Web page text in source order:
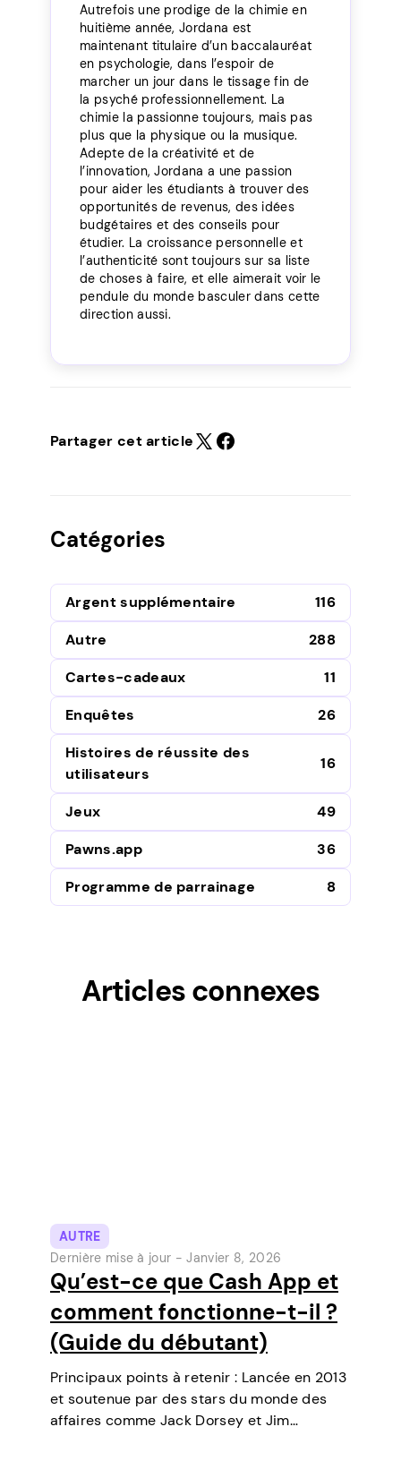
Autrefois une prodige de la chimie en
huitième année, Jordana est
maintenant titulaire d’un baccalauréat
en psychologie, dans l’espoir de
marcher un jour dans le tissage fin de
la psyché professionnellement. La
chimie la passionne toujours, mais pas
plus que la physique ou la musique.
Adepte de la créativité et de
l’innovation, Jordana a une passion
pour aider les étudiants à trouver des
opportunités de revenus, des idées
budgétaires et des conseils pour
étudier. La croissance personnelle et
l’authenticité sont toujours sur sa liste
de choses à faire, et elle aimerait voir le
pendule du monde basculer dans cette
direction aussi.
Partager cet article
Catégories
Argent supplémentaire
116
Autre
288
Cartes-cadeaux
11
Enquêtes
26
Histoires de réussite des
utilisateurs
16
Jeux
49
Pawns.app
36
Programme de parrainage
8
Articles connexes
AUTRE
Dernière mise à jour -Janvier 8, 2026
Qu’est-ce que Cash App et
comment fonctionne-t-il ?
(Guide du débutant)
Principaux points à retenir : Lancée en 2013
et soutenue par des stars du monde des
affaires comme Jack Dorsey et Jim